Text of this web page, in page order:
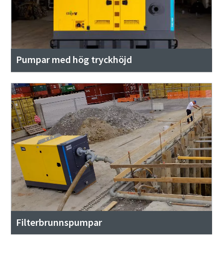
Pumpar med hög tryckhöjd
Filterbrunnspumpar